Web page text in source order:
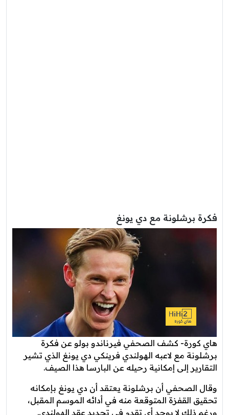
فكرة برشلونة مع دي يونغ
هاي كورة- كشف الصحفي فيرناندو بولو عن فكرة
برشلونة مع لاعبه الهولندي فرينكي دي يونغ الذي تشير
التقارير إلى إمكانية رحيله عن البارسا هذا الصيف.
وقال الصحفي أن برشلونة يعتقد أن دي يونغ بإمكانه
تحقيق القفزة المتوقعة منه في أدائه الموسم المقبل،
ورغم ذلك لا يوجد أي تقدم في تجديد عقد الهولندي.